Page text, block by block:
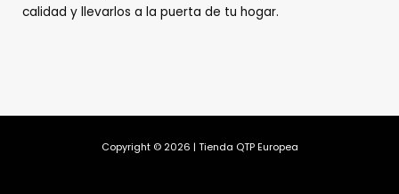
calidad y llevarlos a la puerta de tu hogar.
Copyright © 2026 | Tienda QTP Europea